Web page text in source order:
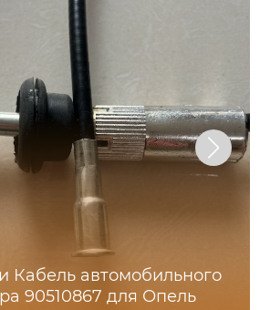
Кабель автомобильного
90510867 для Опель